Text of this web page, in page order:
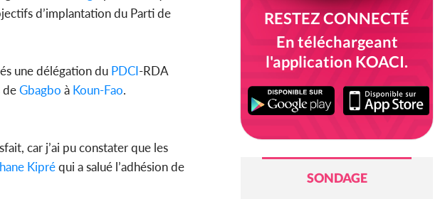
d’implantation du Parti de
une délégation du PDCI-RDA
deGbagbo à Koun-Fao.
car j’ai pu constater que les
Kipréqui a salué l’adhésion de
RESTEZ CONNECTÉ
En téléchargeant
l'application KOACI.
SONDAGE